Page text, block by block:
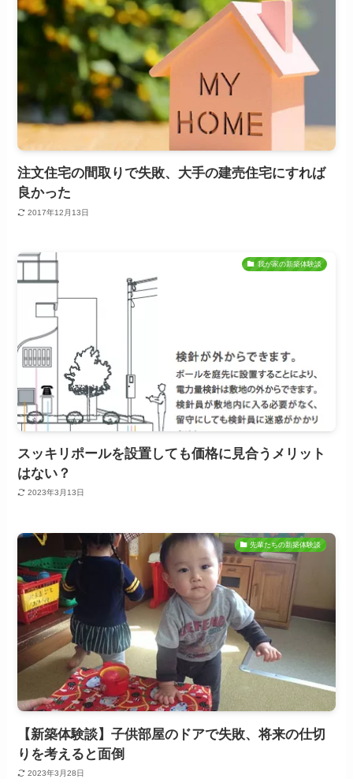
注文住宅の間取りで失敗、大手の建売住宅にすれば
良かった
2017年12月13日
我が家の新築体験談
スッキリポールを設置しても価格に見合うメリット
はない？
2023年3月13日
先輩たちの新築体験談
【新築体験談】子供部屋のドアで失敗、将来の仕切
りを考えると面倒
2023年3月28日